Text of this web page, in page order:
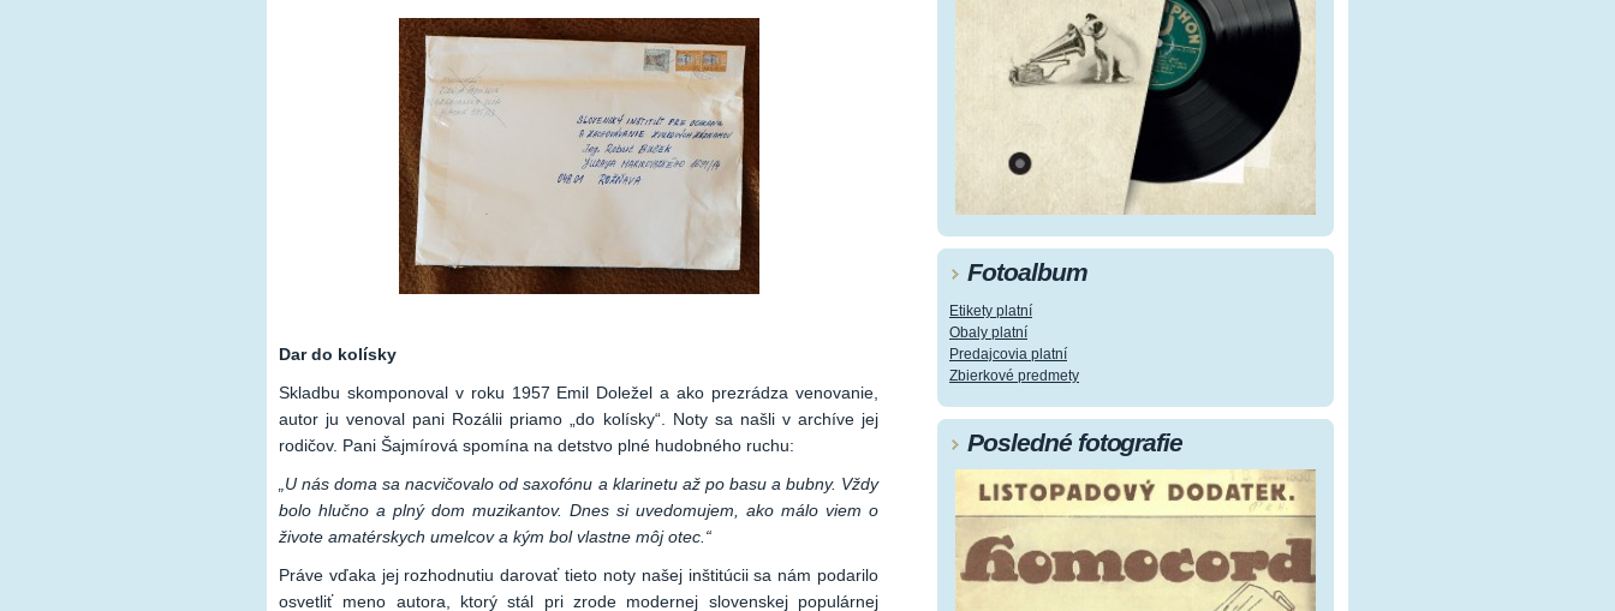
Dar do kolísky
Skladbu skomponoval v roku 1957 Emil Doležel a ako prezrádza venovanie,
autor ju venoval pani Rozálii priamo „do kolísky“. Noty sa našli v archíve jej
rodičov. Pani Šajmírová spomína na detstvo plné hudobného ruchu:
„U nás doma sa nacvičovalo od saxofónu a klarinetu až po basu a bubny. Vždy
bolo hlučno a plný dom muzikantov. Dnes si uvedomujem, ako málo viem o
živote amatérskych umelcov a kým bol vlastne môj otec.“
Práve vďaka jej rozhodnutiu darovať tieto noty našej inštitúcii sa nám podarilo
osvetliť meno autora, ktorý stál pri zrode modernej slovenskej populárnej
Fotoalbum
Etikety platní
Obaly platní
Predajcovia platní
Zbierkové predmety
Posledné fotografie